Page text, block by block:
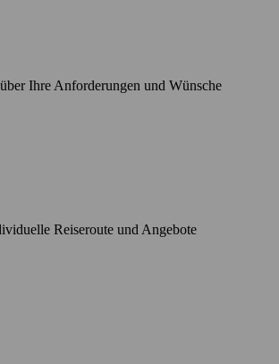
Ihre Anforderungen und Wünsche
Reiseroute und Angebote